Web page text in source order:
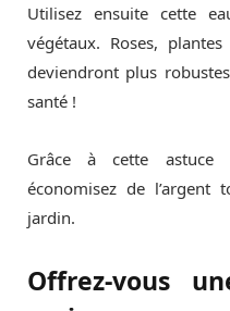
Utilisez ensuite cette
végétaux. Roses,
deviendront plus
santé !
Grâce à cette astuce
économisez de
jardin.
Offrez-vous